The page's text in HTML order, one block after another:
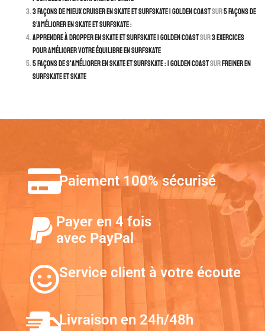
3 façons de mieux cruiser en skate et surfskate | Golden Coastsur5 façons de
s’améliorer en skate et surfskate :
Apprendre à dropper en skate et surfskate | Golden Coastsur3 exercices
pour améliorer votre équilibre en surfskate
5 façons de s'améliorer en skate et surfskate : | Golden Coastsur Freiner en
surfskate et skate
Paiement 100% sécurisé
Payer en 4 fois
avec PayPal
Service client à votre écoute
Livraison en 24h/48h